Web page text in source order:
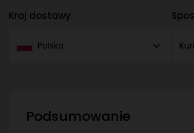
Kraj dostawy:
Polska
Podsumowanie